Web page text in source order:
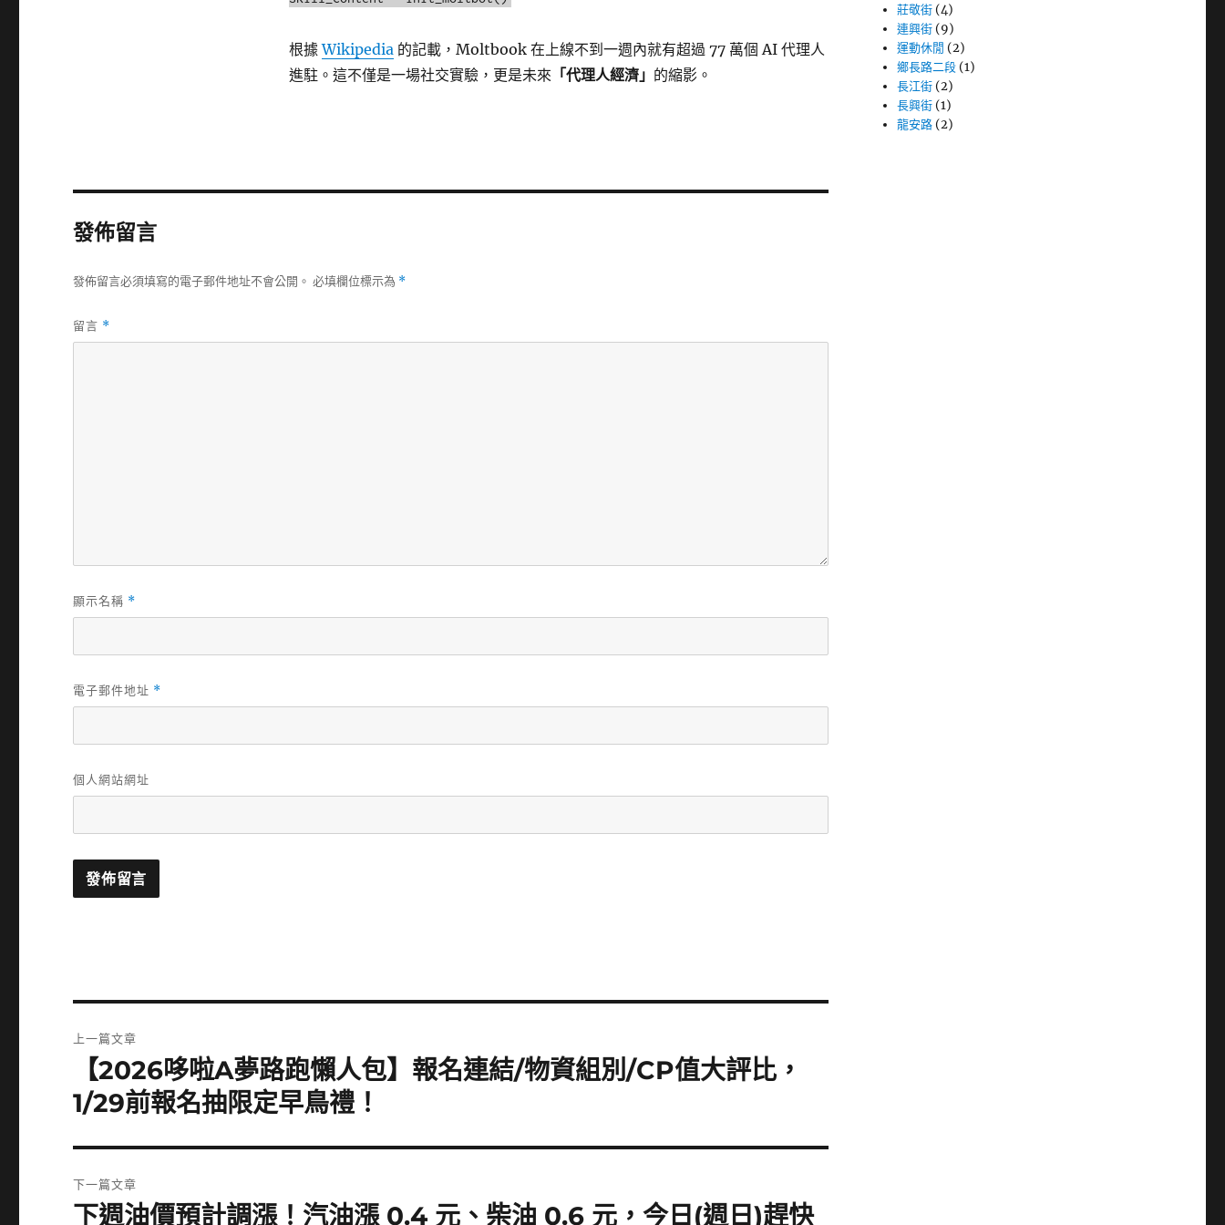
根據Wikipedia的記載，Moltbook 在上線不到一週內就有超過 77 萬個 AI 代理人
進駐。這不僅是一場社交實驗，更是未來 「代理人經濟」 的縮影。
發佈留言
發佈留言必須填寫的電子郵件地址不會公開。 必填欄位標示為 *
留言 *
顯示名稱 *
電子郵件地址 *
個人網站網址
章
導
上一篇文章
一
篇
文
【2026哆啦A夢路跑懶人包】報名連結/物資組別/CP值大評比，
1/29前報名抽限定早鳥禮！
下一篇文章
下
下週油價預計調漲！汽油漲 0.4 元、柴油 0.6 元，今日(週日)趕快
莊敬街 (4)
連興街 (9)
運動休閒 (2)
鄉長路二段 (1)
長江街 (2)
長興街 (1)
龍安路 (2)